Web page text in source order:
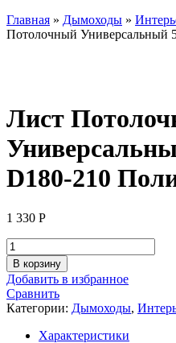
Главная » Дымоходы »
Потолочный Универсальный
Лист
D180-210
1 330 Р
Количество
товара
Лист
Потолочный
Универсальный
500x500
D180-
В корзину
Добавить в избранное
Сравнить
Категории: Дымоходы,
Характеристики